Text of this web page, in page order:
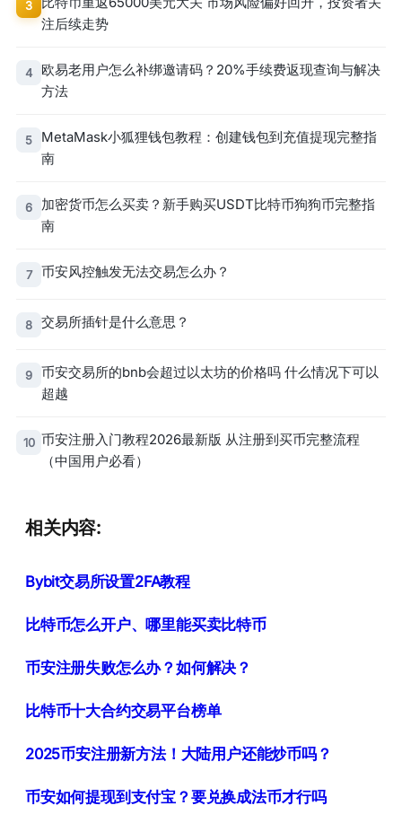
3
注后续走势
4
欧易老用户怎么补绑邀请码？20%手续费返现查询与解决
方法
5
MetaMask小狐狸钱包教程：创建钱包到充值提现完整指
南
6
加密货币怎么买卖？新手购买USDT比特币狗狗币完整指
南
7 币安风控触发无法交易怎么办？
8 交易所插针是什么意思？
9
币安交易所的bnb会超过以太坊的价格吗 什么情况下可以
超越
10 币安注册入门教程2026最新版 从注册到买币完整流程
（中国用户必看）
相关内容:
Bybit交易所设置2FA教程
比特币怎么开户、哪里能买卖比特币
币安注册失败怎么办？如何解决？
比特币十大合约交易平台榜单
2025币安注册新方法！大陆用户还能炒币吗？
币安如何提现到支付宝？要兑换成法币才行吗